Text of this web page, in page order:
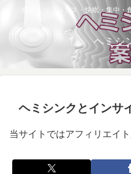
瞑想・リラックス・快眠・集中・
ヘミシ
ヘミシンクとインサ
当サイトではアフィリエイ